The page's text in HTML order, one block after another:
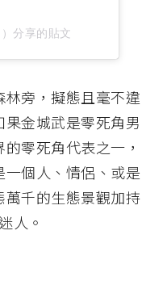
分享的貼文
旁，擬態且毫不違
金城武是零死角男
零死角代表之一，
個人、情侶、或是
千的生態景觀加持
人。